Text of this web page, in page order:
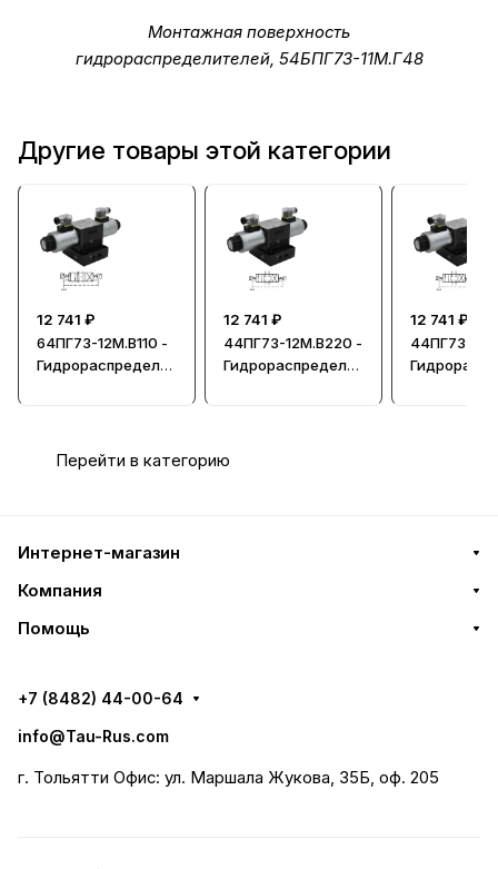
Монтажная поверхность
гидрораспределителей, 54БПГ73-11М.Г48
Другие товары этой категории
12 741 ₽
64ПГ73-12М.В110 -
Гидрораспредели
12 741 ₽
44ПГ73-12М.В220 -
Гидрораспредели
12 741 ₽
44ПГ73-
Перейти в категорию
Интернет-магазин
Компания
Помощь
+7 (8482) 44-00-64
info@Tau-Rus.com
г. Тольятти Офис: ул. Маршала Жукова, 35Б, оф. 205